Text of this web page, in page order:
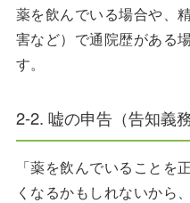
薬を飲んでいる場合や、
害など）で通院歴がある
す。
2-2. 嘘の申告（告知義
「薬を飲んでいることを
くなるかもしれないから